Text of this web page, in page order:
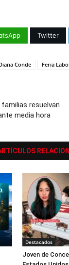
Twitter
Conde Feria
resuelvan
media hora
Destacados
Joven de